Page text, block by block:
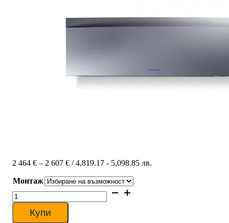
2 464 € – 2 607 €Price
2
464 €
/ 4,819.17 - 5,098.85 лв.
Монтаж
количество
за
Инверторен
климатик
Купи